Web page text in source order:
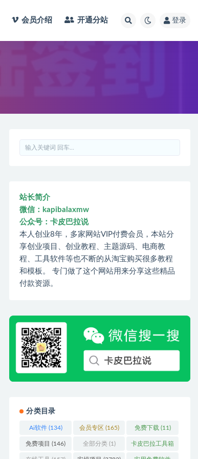
会员介绍 开通分站 登录
站长简介
微信：kapibalaxmw
公众号：卡皮巴拉说
本人创业8年，多家网站VIP付费会员，本站分
享创业项目、创业教程、主题源码、电商教
程、工具软件等也不断的从淘宝购买很多教程
和模板。 专门做了这个网站用来分享这些精品
付款资源。
分类目录
Ai软件(134) 会员专区 (165) 免费下载 (11)
免费项目 (146) 全部分类(1) 卡皮巴拉工具箱